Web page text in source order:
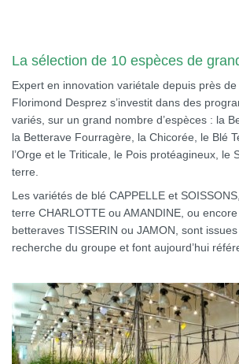
La sélection de 10 espèces de
Expert en innovation variétale depuis près
Florimond Desprez s’investit dans des
variés, sur un grand nombre d’espèces : la
la Betterave Fourragère, la Chicorée, le Blé
l’Orge et le Triticale, le Pois protéagineux, le
terre.
Les variétés de blé CAPPELLE et
terre CHARLOTTE ou AMANDINE, ou
betteraves TISSERIN ou JAMON, sont
recherche du groupe et font aujourd’hui